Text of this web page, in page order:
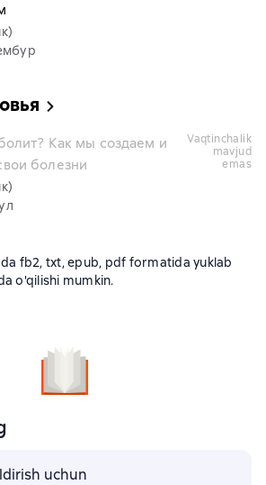
Как мы создаем и
болезни
vaqtinchalik
mavjud
emas
fb2, txt, epub, pdf formatida yuklab
o'qilishi mumkin.
uchun